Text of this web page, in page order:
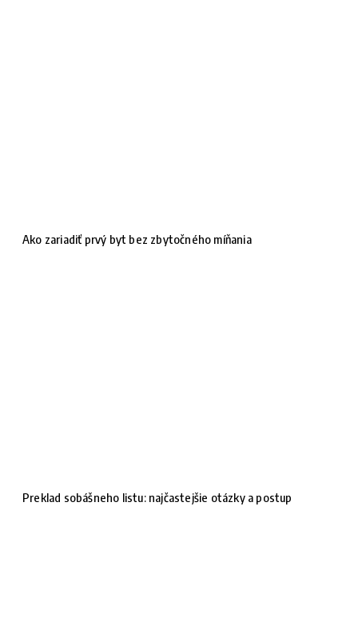
Ako zariadiť prvý byt bez zbytočného míňania
Preklad sobášneho listu: najčastejšie otázky a postup